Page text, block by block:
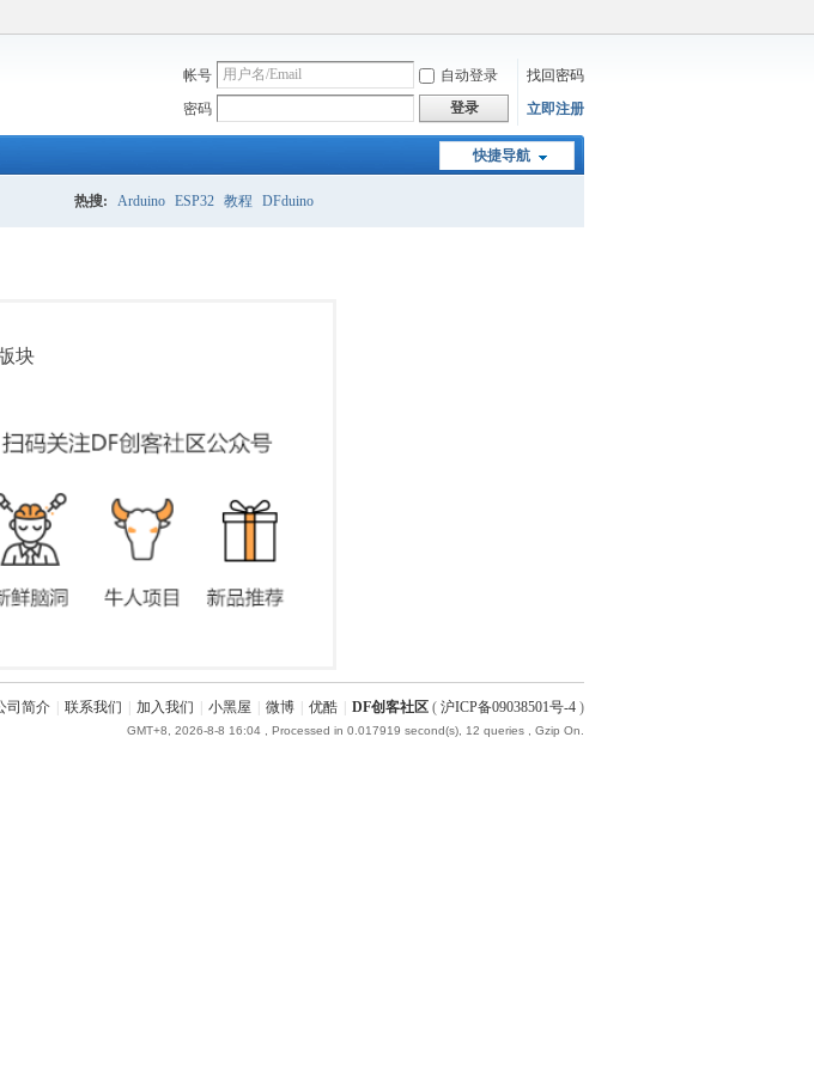
帐号 自动登录
找回密码
密码
登录 立即注册
快捷导航
热搜: Arduino ESP32 教程 DFduino
块
司简介 联系我们 加入我们 小黑屋 微博 优酷 DF创客社区 ( 沪ICP备09038501号-4 )
GMT+8, 2026-8-8 16:04 , Processed in 0.017919 second(s), 12 queries , Gzip On.